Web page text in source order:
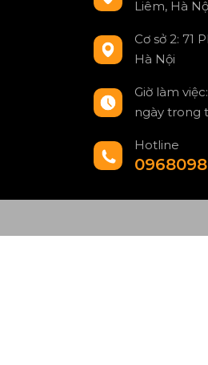
Liêm, Hà
Cơ sở 2: 71
Hà Nội
Giờ làm
ngày trong
Hotline